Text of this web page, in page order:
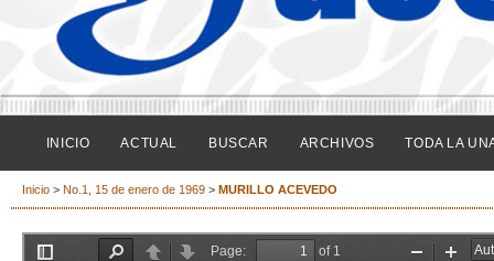
INICIO ACTUAL BUSCAR ARCHIVOS TODA LA
Inicio > No.1, 15 de enero de 1969 > MURILLO ACEVEDO